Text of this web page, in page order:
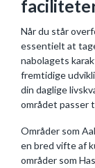
Når du står
essentielt at
nabolagets
fremtidige
din daglige
området passer
Områder som
en bred vifte af
områder som